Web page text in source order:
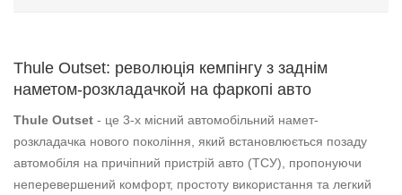
Thule Outset: революція кемпінгу з заднім
наметом-розкладачкой на фаркопі авто
Thule Outset - це 3-х місний автомобільний намет-
розкладачка нового покоління, який встановлюється позаду
автомобіля на причіпний пристрій авто (ТСУ), пропонуючи
неперевершений комфорт, простоту використання та легкий